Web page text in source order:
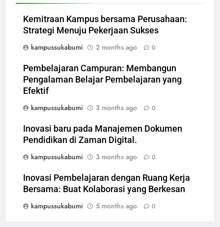
Kemitraan Kampus bersama Perusahaan:
Strategi Menuju Pekerjaan Sukses
kampussukabumi
2 months ago 0
Pembelajaran Campuran: Membangun
Pengalaman Belajar Pembelajaran yang
Efektif
kampussukabumi
3 months ago 0
Inovasi baru pada Manajemen Dokumen
Pendidikan di Zaman Digital.
kampussukabumi
3 months ago 0
Inovasi Pembelajaran dengan Ruang Kerja
Bersama: Buat Kolaborasi yang Berkesan
kampussukabumi
5 months ago 0